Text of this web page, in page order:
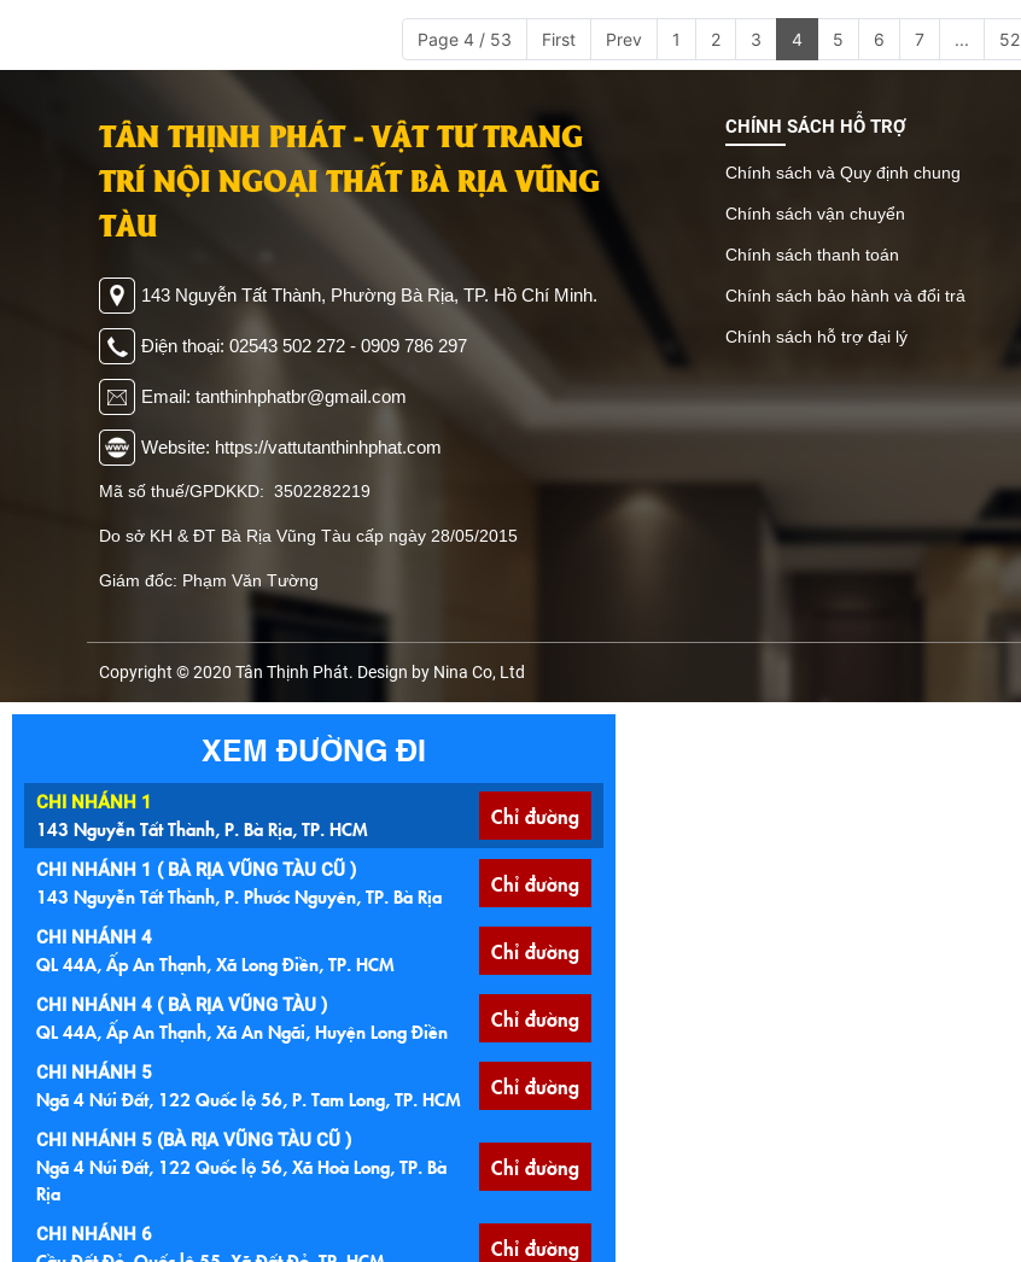
Page 4 / 53 First Prev 1 2 3 4 5 6 7 ... 52
TÂN THỊNH PHÁT - VẬT TƯ TRANG
TRÍ NỘI NGOẠI THẤT BÀ RỊA VŨNG
TÀU
143 Nguyễn Tất Thành, Phường Bà Rịa, TP. Hồ Chí Minh.
Điện thoại: 02543 502 272 - 0909 786 297
Email: tanthinhphatbr@gmail.com
Website: https://vattutanthinhphat.com
Mã số thuế/GPDKKD: 3502282219
Do sở KH & ĐT Bà Rịa Vũng Tàu cấp ngày 28/05/2015
Giám đốc: Phạm Văn Tường
CHÍNH SÁCH HỖ TRỢ
Chính sách và Quy định chung
Chính sách vận chuyển
Chính sách thanh toán
Chính sách bảo hành và đổi trả
Chính sách hỗ trợ đại lý
Copyright © 2020 Tân Thịnh Phát. Design by Nina Co, Ltd
XEM ĐƯỜNG ĐI
CHI NHÁNH 1
143 Nguyễn Tất Thành, P. Bà Rịa, TP. HCM Chỉ đường
CHI NHÁNH 1 ( BÀ RỊA VŨNG TÀU CŨ )
143 Nguyễn Tất Thành, P. Phước Nguyên, TP. Bà Rịa Chỉ đường
CHI NHÁNH 4
QL 44A, Ấp An Thạnh, Xã Long Điền, TP. HCM Chỉ đường
CHI NHÁNH 4 ( BÀ RỊA VŨNG TÀU )
QL 44A, Ấp An Thạnh, Xã An Ngãi, Huyện Long Điền Chỉ đường
CHI NHÁNH 5
Ngã 4 Núi Đất, 122 Quốc lộ 56, P. Tam Long, TP. HCM Chỉ đường
CHI NHÁNH 5 (BÀ RỊA VŨNG TÀU CŨ )
Ngã 4 Núi Đất, 122 Quốc lộ 56, Xã Hoà Long, TP. Bà
Rịa
Chỉ đường
CHI NHÁNH 6 Chỉ đường